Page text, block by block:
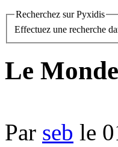
Recherchez sur Pyxidis
Effectuez une recherche
Le
Par seb le